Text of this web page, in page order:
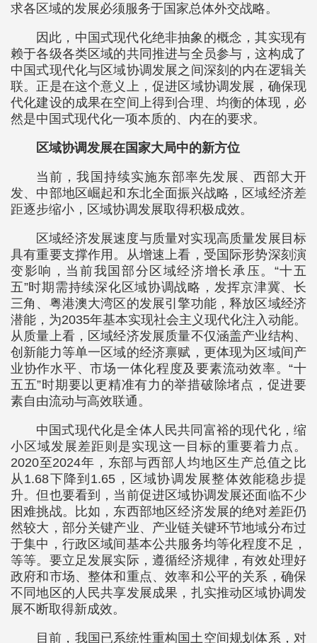
求各区域的发展必须服务于国家总体外交战略。
因此，中国式现代化绝非抽象的概念，其实现有
赖于各级各类区域的共同推进与全员参与，这构成了
中国式现代化与区域协调发展之间深刻的内在逻辑关
联。正是在这个意义上，促进区域协调发展，确保现
代化建设的成果在空间上得到合理、均衡的体现，必
然是中国式现代化一项本质的、内在的要求。
区域协调发展在国家大局中的新方位
当前，我国持续实施东部率先发展、西部大开
发、中部地区崛起和东北全面振兴战略，区域经济差
距逐步缩小，区域协调发展取得积极成效。
区域经济发展速度与质量对实现高质量发展目标
具有重要支撑作用。从增速上看，受国际形势深刻演
变影响，当前我国部分区域经济增长承压。“十五
五”时期需持续深化区域协调战略，发挥京津冀、长
三角、粤港澳大湾区的发展引擎功能，释放区域经济
潜能，为2035年基本实现社会主义现代化注入动能。
从质量上看，区域经济发展质量不仅涵盖产业结构、
创新能力等单一区域的经济禀赋，更体现为区域间产
业协作水平、市场一体化程度及要素流动效率。“十
五五”时期要以更精准有力的举措破除堵点，促进要
素自由流动与高效联通。
中国式现代化是全体人民共同富裕的现代化，缩
小区域发展差距则是实现这一目标的重要着力点。
2020至2024年，东部与西部人均地区生产总值之比
从1.68下降到1.65，区域协调发展整体效能稳步提
升。但也要看到，当前促进区域协调发展还面临不少
困难挑战。比如，东西部地区经济发展的绝对差距仍
然较大，部分关键产业、产业链关键环节地域分布过
于集中，行政区域间基本公共服务均等化程度不足，
等等。要立足发展实际，遵循经济规律，有效处理好
政府和市场、整体和重点、效率和公平的关系，确保
不同地区的人民共享发展成果，扎实推动区域协调发
展不断取得新成效。
目前，我国已系统性重构国土空间规划体系，对